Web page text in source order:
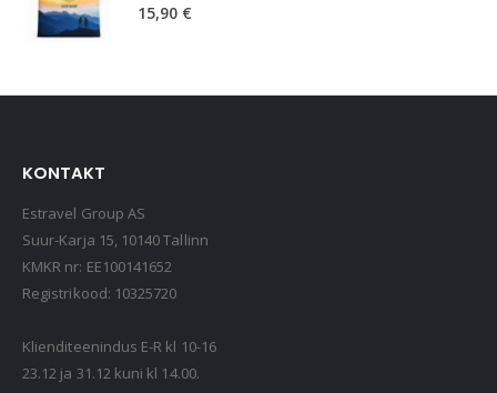
15,90 €
KONTAKT
Estravel Group AS
Suur-Karja 15, 10140 Tallinn
KMKR nr: EE100141652
Registrikood: 10325720
Klienditeenindus E-R kl 10-16
23.12 ja 31.12 kuni kl 14.00.